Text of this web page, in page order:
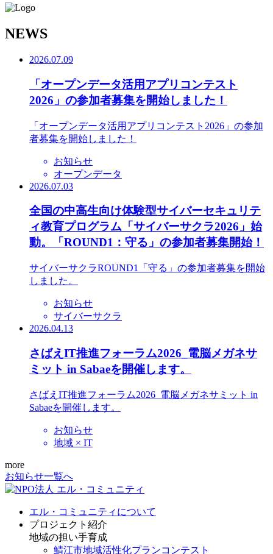
NEWS
2026.07.09
「オープンデータ活用アプリコンテスト
2026」の参加者募集を開始しました！
「オープンデータ活用アプリコンテスト2026」の参加
者募集を開始しました！
お知らせ
オープンデータ
2026.07.03
全国の中高生向け体験型サイバーセキュリテ
ィ教育プログラム「サイバーサクラ2026」始
動。「ROUND1：守る」の参加者募集開始！
サイバーサクラROUND1「守る」の参加者募集を開始
しました。
お知らせ
サイバーサクラ
2026.04.13
さばえIT推進フォーラム2026_電脳メガネサ
ミット in Sabaeを開催します。
さばえIT推進フォーラム2026_電脳メガネサミット in
Sabaeを開催します。
お知らせ
地域 × IT
more
お知らせ一覧へ
エル・コミュニティについて
プロジェクト紹介
地域の担い手育成
鯖江市地域活性化プランコンテスト